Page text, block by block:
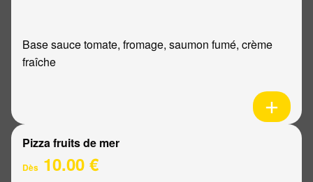
Base sauce tomate, fromage, saumon fumé, crème
fraîche
Pizza fruits de mer
Dès 10.00 €